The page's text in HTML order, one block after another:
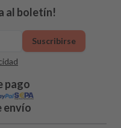
al boletín!
Suscribirse
pago
envío